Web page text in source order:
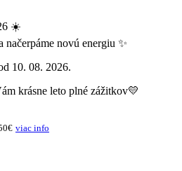
☀️
novú energiu ✨
10. 08. 2026.
krásne leto plné zážitkov💛
viac info